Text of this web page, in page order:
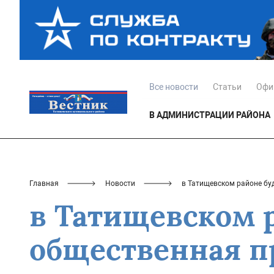
Все новости Статьи
В АДМИНИСТРАЦИИ РАЙОНА
Главная Новости в Татищевском районе
в Татищевском
общественная